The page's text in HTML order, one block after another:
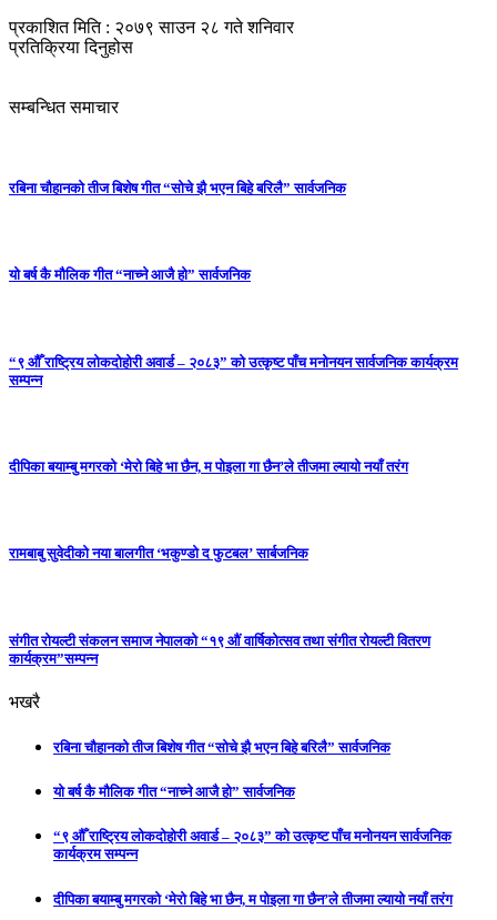
प्रकाशित मिति : २०७९ साउन २८ गते शनिवार
प्रतिक्रिया दिनुहोस
सम्बन्धित समाचार
रबिना चौहानको तीज बिशेष गीत “सोचे झै भएन बिहे बरिलै” सार्वजनिक
यो बर्ष कै मौलिक गीत “नाच्ने आजै हो” सार्वजनिक
“९ औँ राष्ट्रिय लोकदोहोरी अवार्ड – २०८३” को उत्कृष्ट पाँच मनोनयन सार्वजनिक कार्यक्रम
सम्पन्न
दीपिका बयाम्बु मगरको ‘मेरो बिहे भा छैन, म पोइला गा छैन’ले तीजमा ल्यायो नयाँ तरंग
रामबाबु सुवेदीको नया बालगीत ‘भकुण्डो द फुटबल’ सार्बजनिक
संगीत रोयल्टी संकलन समाज नेपालको “१९ औं वार्षिकोत्सव तथा संगीत रोयल्टी वितरण
कार्यक्रम”सम्पन्न
भखरै
रबिना चौहानको तीज बिशेष गीत “सोचे झै भएन बिहे बरिलै” सार्वजनिक
यो बर्ष कै मौलिक गीत “नाच्ने आजै हो” सार्वजनिक
“९ औँ राष्ट्रिय लोकदोहोरी अवार्ड – २०८३” को उत्कृष्ट पाँच मनोनयन सार्वजनिक
कार्यक्रम सम्पन्न
दीपिका बयाम्बु मगरको ‘मेरो बिहे भा छैन, म पोइला गा छैन’ले तीजमा ल्यायो नयाँ तरंग